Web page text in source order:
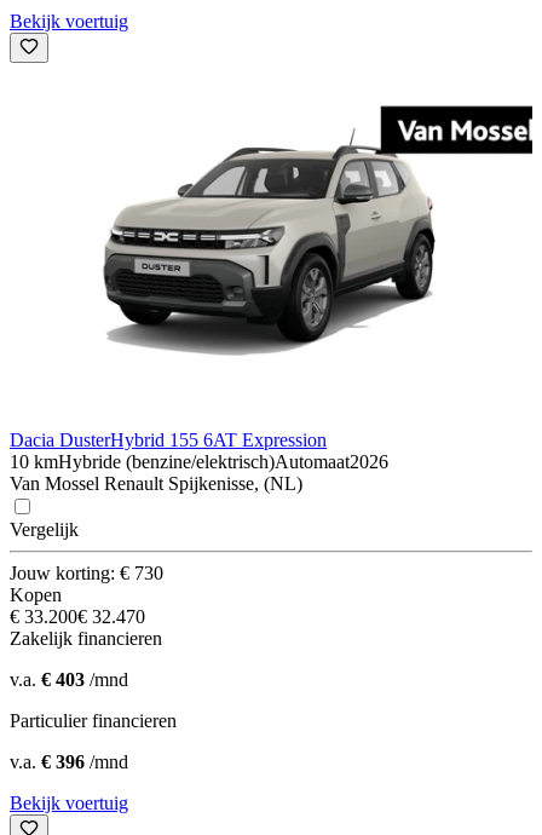
Bekijk voertuig
Dacia DusterHybrid 155 6AT Expression
10 kmHybride (benzine/elektrisch)Automaat2026
Van Mossel Renault Spijkenisse, (NL)
Vergelijk
Jouw korting: € 730
Kopen
€ 33.200€ 32.470
Zakelijk financieren
v.a. € 403 /mnd
Particulier financieren
v.a. € 396 /mnd
Bekijk voertuig